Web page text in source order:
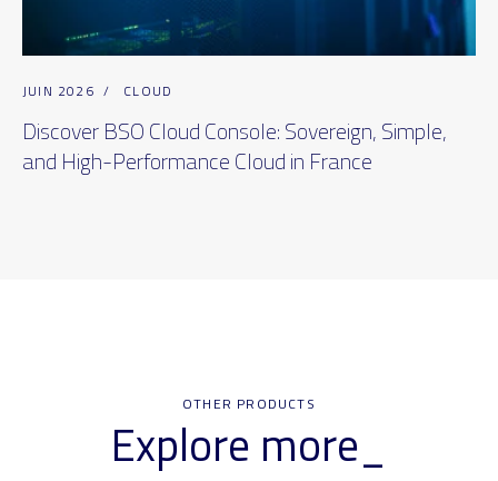
JUIN 2026 / CLOUD
Discover BSO Cloud Console: Sovereign, Simple,
and High-Performance Cloud in France
OTHER PRODUCTS
Explore more_